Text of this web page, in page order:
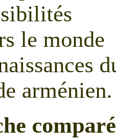
le monde
arménien.